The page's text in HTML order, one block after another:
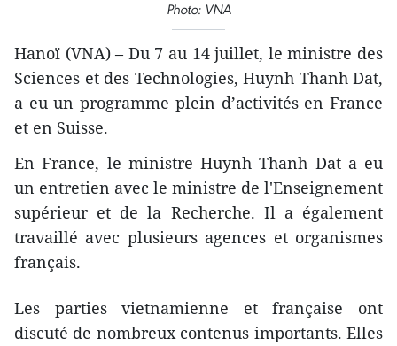
Photo: VNA
Hanoï (VNA) – Du 7 au 14 juillet, le ministre des
Sciences et des Technologies, Huynh Thanh Dat,
a eu un programme plein d’activités en France
et en Suisse.
En France, le ministre Huynh Thanh Dat a eu
un entretien avec le ministre de l'Enseignement
supérieur et de la Recherche. Il a également
travaillé avec plusieurs agences et organismes
français.
Les parties vietnamienne et française ont
discuté de nombreux contenus importants. Elles